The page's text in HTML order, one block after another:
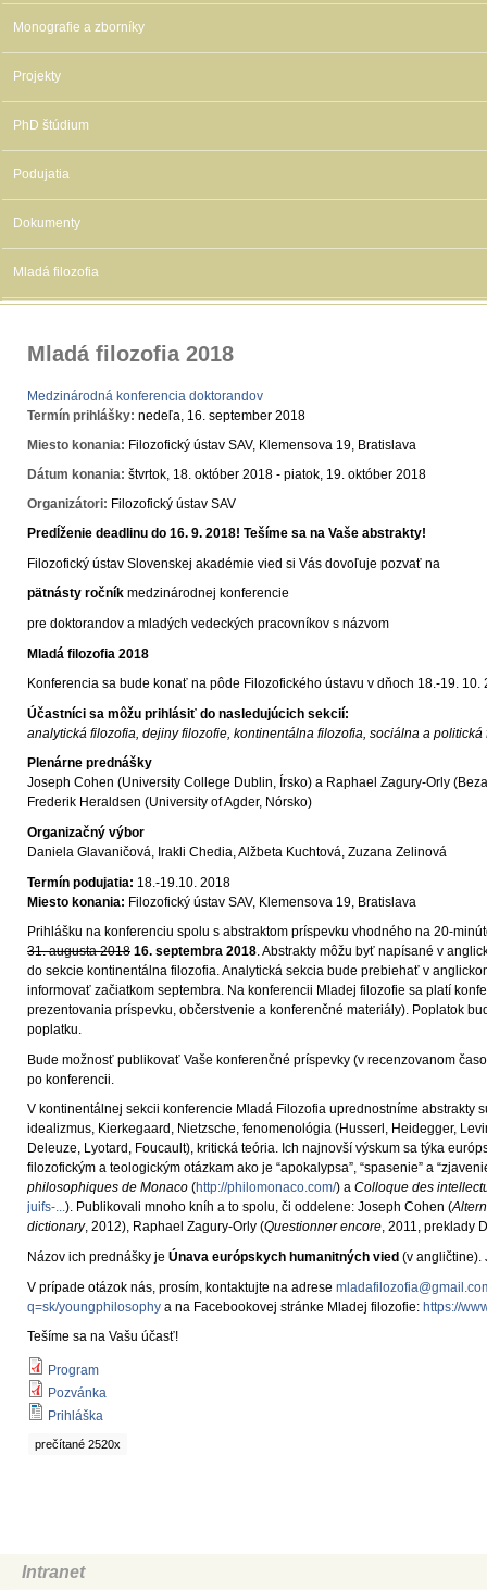
Monografie a zborníky
Projekty
PhD štúdium
Podujatia
Dokumenty
Mladá filozofia
Mladá filozofia 2018
Medzinárodná konferencia doktorandov
Termín prihlášky: nedeľa, 16. september 2018
Miesto konania: Filozofický ústav SAV, Klemensova 19, Bratislava
Dátum konania: štvrtok, 18. október 2018 - piatok, 19. október 2018
Organizátori: Filozofický ústav SAV
Predĺženie deadlinu do 16. 9. 2018! Tešíme sa na Vaše abstrakty!
Filozofický ústav Slovenskej akadémie vied si Vás dovoľuje pozvať na
pätnásty ročník medzinárodnej konferencie
pre doktorandov a mladých vedeckých pracovníkov s názvom
Mladá filozofia 2018
Konferencia sa bude konať na pôde Filozofického ústavu v dňoch 18.-19. 10.
Účastníci sa môžu prihlásiť do nasledujúcich sekcií:
analytická filozofia, dejiny filozofie, kontinentálna filozofia, sociálna a politická
Plenárne prednášky
Joseph Cohen (University College Dublin, Írsko) a Raphael Zagury-Orly
Frederik Heraldsen (University of Agder, Nórsko)
Organizačný výbor
Daniela Glavaničová, Irakli Chedia, Alžbeta Kuchtová, Zuzana Zelinová
Termín podujatia: 18.-19.10. 2018
Miesto konania: Filozofický ústav SAV, Klemensova 19, Bratislava
Prihlášku na konferenciu spolu s abstraktom príspevku vhodného na 20-
31. augusta 2018 16. septembra 2018. Abstrakty môžu byť napísané v
do sekcie kontinentálna filozofia. Analytická sekcia bude prebiehať v
informovať začiatkom septembra. Na konferencii Mladej filozofie sa platí
prezentovania príspevku, občerstvenie a konferenčné materiály). Poplatok
poplatku.
Bude možnosť publikovať Vaše konferenčné príspevky (v recenzovanom
po konferencii.
V kontinentálnej sekcii konferencie Mladá Filozofia uprednostníme
idealizmus, Kierkegaard, Nietzsche, fenomenológia (Husserl, Heidegger,
Deleuze, Lyotard, Foucault), kritická teória. Ich najnovší výskum sa týka
filozofickým a teologickým otázkam ako je “apokalypsa”, “spasenie” a
philosophiques de Monaco (http://philomonaco.com/) a Colloque des
juifs-...). Publikovali mnoho kníh a to spolu, či oddelene: Joseph Cohen (
dictionary, 2012), Raphael Zagury-Orly (Questionner encore, 2011, preklady
Názov ich prednášky je Únava európskych humanitných vied (v angličtine).
V prípade otázok nás, prosím, kontaktujte na adrese
q=sk/youngphilosophy a na Facebookovej stránke Mladej filozofie: https://
Tešíme sa na Vašu účasť!
Program
Pozvánka
Prihláška
prečítané 2520x
Intranet